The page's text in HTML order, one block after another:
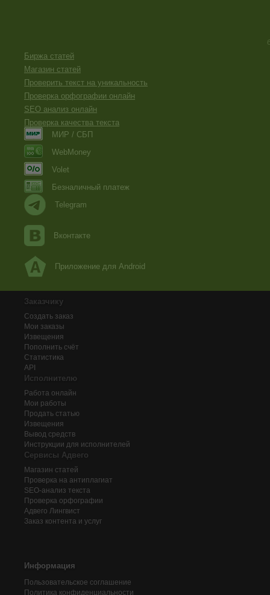
Биржа статей
Магазин статей
Проверить текст на уникальность
Проверка орфографии онлайн
SEO анализ онлайн
Проверка качества текста
МИР / СБП
WebMoney
Volet
Безналичный платеж
Telegram
Вконтакте
Приложение для Android
Заказчику
Создать заказ
Мои заказы
Извещения
Пополнить счёт
Статистика
API
Исполнителю
Работа онлайн
Мои работы
Продать статью
Извещения
Вывод средств
Инструкции для исполнителей
Сервисы Адвего
Магазин статей
Проверка на антиплагиат
SEO-анализ текста
Проверка орфографии
Адвего Лингвист
Заказ контента и услуг
Информация
Пользовательское соглашение
Политика конфиденциальности